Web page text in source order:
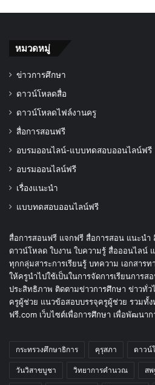
หมวดหมู่
ข่าวการศึกษา
ดาวน์โหลดสื่อ
ดาวน์โหลดไฟล์งานครู
สื่อการสอนฟรี
อบรมออนไลน์-แบบทดสอบออนไลน์ฟรี
อบรมออนไลน์ฟรี
เรื่องแนะนำ
แบบทดสอบออนไลน์ฟรี
สื่อการสอนฟรี แจกฟรี สื่อการสอน แนะนำ
ดาวน์โหลด ใบงาน ใบความรู้ สื่อออนไลน์
ทุกกลุ่มสาระการเรียนรู้ บทความ เอกสาร
ให้ครูนำไปใช้เป็นในการจัดการเรียนการส
ประสิทธิภาพ ติดตามข่าวการศึกษา ข่าวทั่
ครูผู้ช่วย แนวข้อสอบบรรจุครูผู้ช่วย รวมทั้
ฟรี.com เว็บไซต์เพื่อการศึกษา เพื่อพัฒนา
กระทรวงศึกษาธิการ คุรุสภา ดาวน์
วันวิสาขบูชา วิทยาการคำนวณ สพ